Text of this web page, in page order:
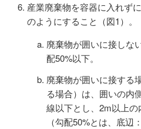
産業廃棄物を容器に入れず
のようにすること（図1）。
廃棄物が囲いに接しな
配50%以下。
廃棄物が囲いに接する
る場合）は、囲いの内
線以下とし、2m以上の
（勾配50%とは、底辺